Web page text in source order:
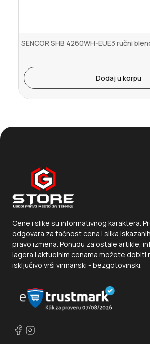
SENCOR SHB 4260WH-EUE3 ručni
Dodaj u korpu
Cene i slike su informativnog karaktera.
odgovara za tačnost cena i slika
pravo izmena. Ponudu za ostale artikle,
lagera i aktuelnim cenama možete dobiti
isključivo vrši virmanski - bezgotovinski.